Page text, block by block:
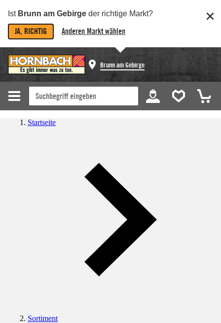
Ist Brunn am Gebirge der richtige Markt?
JA, RICHTIG Anderen Markt wählen
Brunn am Gebirge
Startseite
Sortiment